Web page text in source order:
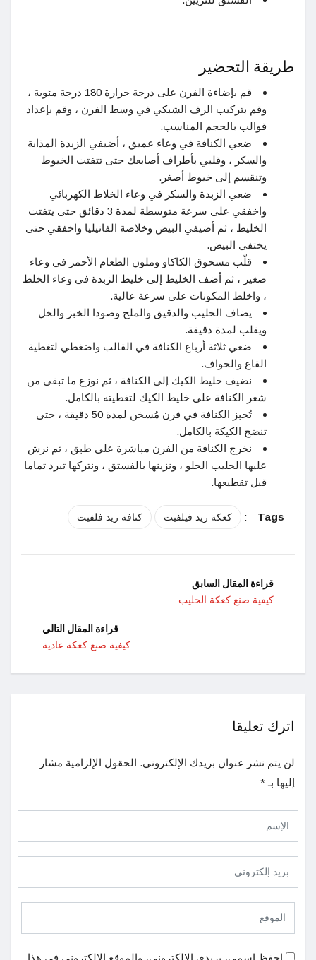
طريقة التحضير
قم بإضاءة الفرن على درجة حرارة 180 درجة مئوية ،
وقم بتركيب الرف الشبكي في وسط الفرن ، وقم بإعداد
قوالب بالحجم المناسب.
ضعي الكنافة في وعاء عميق ، أضيفي الزبدة المذابة
والسكر ، وقلبي بأطراف أصابعك حتى تتفتت الخيوط
وتنقسم إلى خيوط أصغر.
ضعي الزبدة والسكر في وعاء الخلاط الكهربائي
واخفقي على سرعة متوسطة لمدة 3 دقائق حتى يتفتت
الخليط ، ثم أضيفي البيض وخلاصة الفانيليا واخفقي حتى
يختفي البيض.
قلّب مسحوق الكاكاو وملون الطعام الأحمر في وعاء
صغير ، ثم أضف الخليط إلى خليط الزبدة في وعاء الخلط
، واخلط المكونات على سرعة عالية.
يضاف الحليب والدقيق والملح وصودا الخبز والخل
ويقلب لمدة دقيقة.
ضعي ثلاثة أرباع الكنافة في القالب واضغطي لتغطية
القاع والحواف.
نضيف خليط الكيك إلى الكنافة ، ثم نوزع ما تبقى من
شعر الكنافة على خليط الكيك لتغطيته بالكامل.
تُخبز الكنافة في فرن مُسخن لمدة 50 دقيقة ، حتى
تنضج الكيكة بالكامل.
نخرج الكنافة من الفرن مباشرة على طبق ، ثم نرش
عليها الحليب الحلو ، ونزينها بالفستق ، ونتركها تبرد تماما
قبل تقطيعها.
Tags
: كعكة ريد فيلفيت كنافة ريد فلفيت
قراءة المقال السابق
كيفية صنع كعكة الحليب
قراءة المقال التالي
كيفية صنع كعكة عادية
اترك تعليقا
لن يتم نشر عنوان بريدك الإلكتروني. الحقول الإلزامية مشار
إليها بـ *
احفظ اسمي، بريدي الإلكتروني، والموقع الإلكتروني في هذا